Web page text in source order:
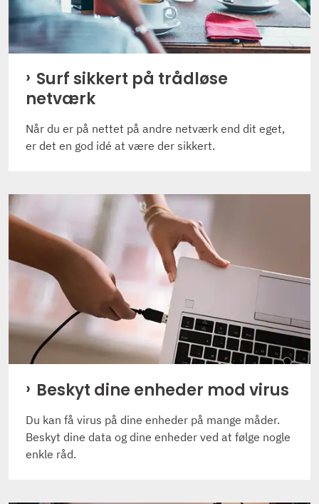
Surf sikkert på trådløse
netværk
Når du er på nettet på andre netværk end dit eget,
er det en god idé at være der sikkert.
Beskyt dine enheder mod virus
Du kan få virus på dine enheder på mange måder.
Beskyt dine data og dine enheder ved at følge nogle
enkle råd.